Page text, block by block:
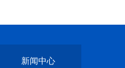
新闻中心